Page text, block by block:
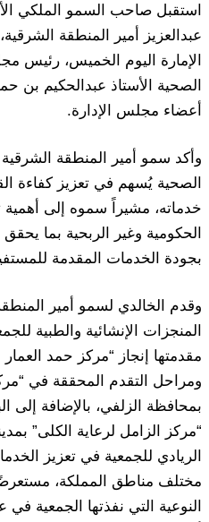
استقبل صاحب السمو الملكي
عبدالعزيز أمير المنطقة
الإمارة اليوم الخميس، رئيس
الصحية الأستاذ عبدالحكيم بن
أعضاء مجلس الإدارة.
وأكد سمو أمير المنطقة
الصحية يُسهم في تعزيز كفاءة
خدماته، مشيراً سموه إلى أهمية
الحكومية وغير الربحية بما
بجودة الخدمات المقدمة
وقدم الخالدي لسمو أمير
مقدمتها إنجاز “مركز حمد
ومراحل التقدم المحققة في
بمحافظة الزلفي، بالإضافة إلى
“مركز الزامل لرعاية الكلى”
الريادي للجمعية في تعزيز
مختلف مناطق المملكة، مستعرضًا
النوعية التي نفذتها الجمعية